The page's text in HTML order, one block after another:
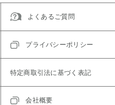
よくあるご質問
プライバシーポリシー
特定商取引法に基づく表記
会社概要